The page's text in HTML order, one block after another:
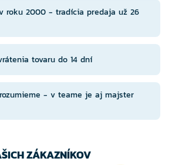
roku 2000 - tradícia predaja už 26
tovaru do 14 dní
- v teame je aj majster
ZÁKAZNÍKOV